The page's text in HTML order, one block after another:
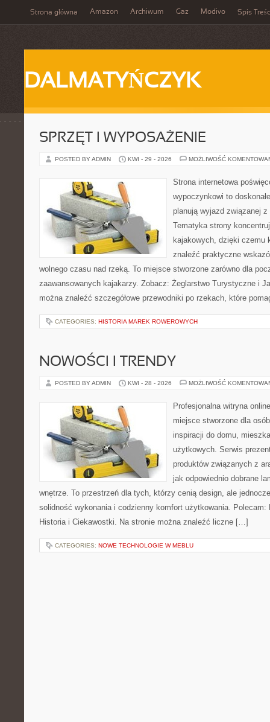
Strona główna Amazon Archiwum Gaz Modivo Spis
DALMATYŃCZYK
SPRZĘT I WYPOSAŻENIE
POSTED BY ADMIN KWI - 29 - 2026 MOŻLIWOŚĆ
Strona internetowa
wypoczynkowi to
planują wyjazd związanej
Tematyka strony
kajakowych, dzięki czemu
znaleźć praktyczne
wolnego czasu nad rzeką. To miejsce stworzone zarówno dla
zaawansowanych kajakarzy. Zobacz: Żeglarstwo Turystyczne i
można znaleźć szczegółowe przewodniki po rzekach, które
CATEGORIES: HISTORIA MAREK ROWEROWYCH
NOWOŚCI I TRENDY
POSTED BY ADMIN KWI - 28 - 2026 MOŻLIWOŚĆ
Profesjonalna witryna
miejsce stworzone dla
inspiracji do domu,
użytkowych. Serwis
produktów związanych z
jak odpowiednio dobrane
wnętrze. To przestrzeń dla tych, którzy cenią design, ale
solidność wykonania i codzienny komfort użytkowania. Polecam:
Historia i Ciekawostki. Na stronie można znaleźć liczne […]
CATEGORIES: NOWE TECHNOLOGIE W MEBLU